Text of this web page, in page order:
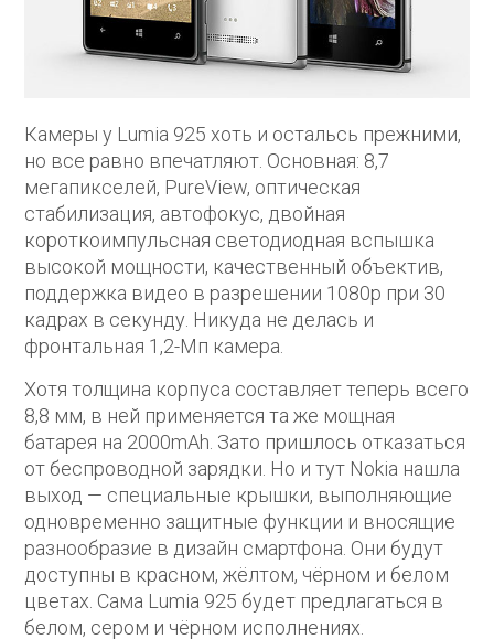
Камеры у Lumia 925 хоть и остальсь прежними,
но все равно впечатляют. Основная: 8,7
мегапикселей, PureView, оптическая
стабилизация, автофокус, двойная
короткоимпульсная светодиодная вспышка
высокой мощности, качественный объектив,
поддержка видео в разрешении 1080p при 30
кадрах в секунду. Никуда не делась и
фронтальная 1,2-Мп камера.
Хотя толщина корпуса составляет теперь всего
8,8 мм, в ней применяется та же мощная
батарея на 2000mAh. Зато пришлось отказаться
от беспроводной зарядки. Но и тут Nokia нашла
выход — специальные крышки, выполняющие
одновременно защитные функции и вносящие
разнообразие в дизайн смартфона. Они будут
доступны в красном, жёлтом, чёрном и белом
цветах. Сама Lumia 925 будет предлагаться в
белом, сером и чёрном исполнениях.